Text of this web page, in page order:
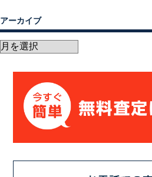
アーカイブ